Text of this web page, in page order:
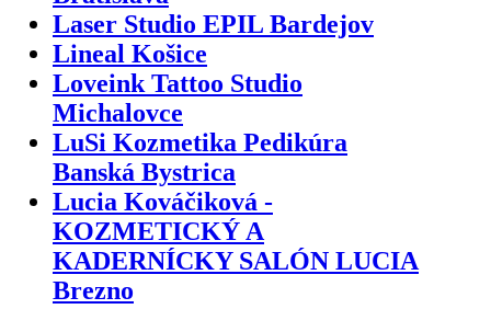
Laser Studio EPIL Bardejov
Lineal Košice
Loveink Tattoo Studio
Michalovce
LuSi Kozmetika Pedikúra
Banská Bystrica
Lucia Kováčiková -
KOZMETICKÝ A
KADERNÍCKY SALÓN LUCIA
Brezno